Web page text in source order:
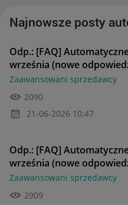
Najnowsze posty
Odp.: [FAQ]
września (nowe
Zaawansowani sprzedawcy
2090
‎21-06-2026 10:47
Odp.: [FAQ]
września (nowe
Zaawansowani sprzedawcy
2909